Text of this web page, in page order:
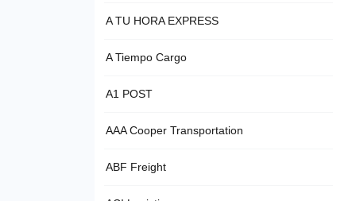
A TU HORA EXPRESS
A Tiempo Cargo
A1 POST
AAA Cooper Transportation
ABF Freight